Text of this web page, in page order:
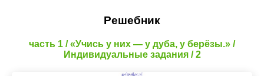
Решебник
часть 1 / «Учись у них — у дуба, у берёзы.» /
Индивидуальные задания / 2